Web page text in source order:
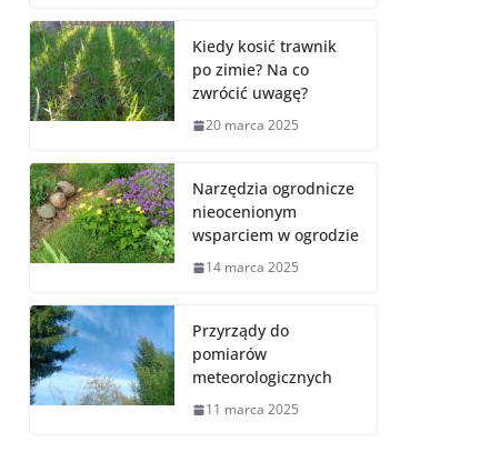
Kiedy kosić trawnik
po zimie? Na co
zwrócić uwagę?
20 marca 2025
Narzędzia ogrodnicze
nieocenionym
wsparciem w ogrodzie
14 marca 2025
Przyrządy do
pomiarów
meteorologicznych
11 marca 2025